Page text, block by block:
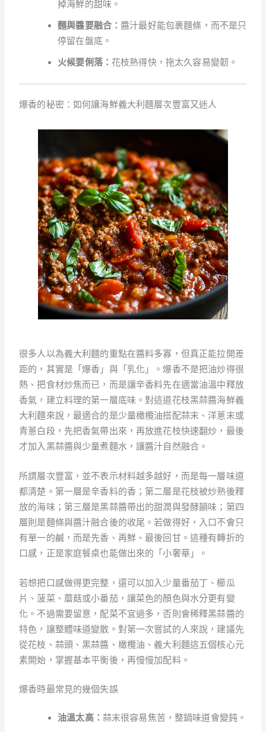
掉海鮮的甜味。
麵與醬要融合：醬汁最好能包裹麵條，而不是只
停留在盤底。
火候要俐落： 花枝熟得快，拖太久容易變韌。
爆香的秘密：如何讓海鮮義大利麵層次豐富又迷人
很多人以為義大利麵的重點在醬料多寡，但真正能拉開差
距的，其實是「爆香」與「乳化」。爆香不是把油炒得很
熱、把食材炒焦而已，而是讓辛香料先在適當油溫中釋放
香氣，建立料理的第一層底味。對這道花枝黑蒜醬海鮮義
大利麵來說，最適合的是少量橄欖油搭配蒜末、洋蔥末或
青蔥白段，先把香氣帶出來，再放進花枝快速翻炒，最後
才加入黑蒜醬與少量煮麵水，讓醬汁自然融合。
所謂層次豐富，並不表示材料越多越好，而是每一層味道
都清楚。第一層是辛香料的香；第二層是花枝被炒熟後釋
放的海味；第三層是黑蒜醬帶出的甜潤與發酵韻味；第四
層則是麵條與醬汁融合後的收尾。若做得好，入口不會只
有單一的鹹，而是先香、再鮮、最後回甘。這種有轉折的
口感，正是家庭餐桌也能做出來的「小奢華」。
若想把口感做得更完整，還可以加入少量番茄丁、櫛瓜
片、菠菜、蘑菇或小番茄，讓菜色的顏色與水分更有變
化。不過需要留意，配菜不宜過多，否則會稀釋黑蒜醬的
特色，讓整體味道變散。對第一次嘗試的人來說，建議先
從花枝、蒜頭、黑蒜醬、橄欖油、義大利麵這五個核心元
素開始，掌握基本平衡後，再慢慢加配料。
爆香時最常見的幾個失誤
油溫太高： 蒜末很容易焦苦，整鍋味道會變鈍。